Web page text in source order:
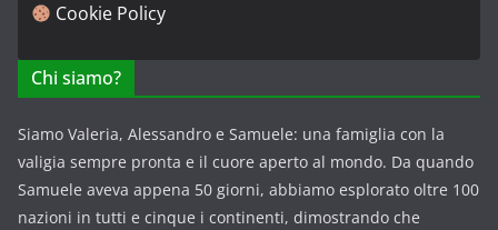
Cookie Policy
Chi siamo?
Siamo Valeria, Alessandro e Samuele: una famiglia con la
valigia sempre pronta e il cuore aperto al mondo. Da quando
Samuele aveva appena 50 giorni, abbiamo esplorato oltre 100
nazioni in tutti e cinque i continenti, dimostrando che